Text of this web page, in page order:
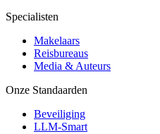
Specialisten
Makelaars
Reisbureaus
Media & Auteurs
Onze Standaarden
Beveiliging
LLM-Smart